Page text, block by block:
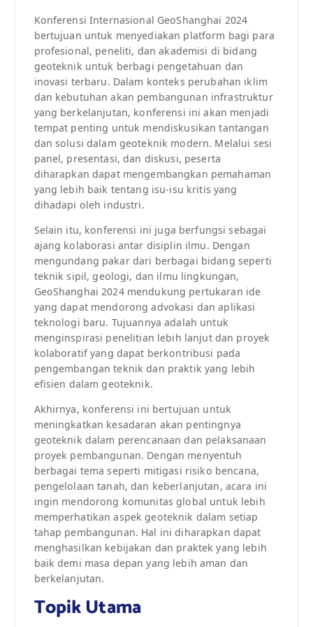
Konferensi Internasional GeoShanghai 2024
bertujuan untuk menyediakan platform bagi para
profesional, peneliti, dan akademisi di bidang
geoteknik untuk berbagi pengetahuan dan
inovasi terbaru. Dalam konteks perubahan iklim
dan kebutuhan akan pembangunan infrastruktur
yang berkelanjutan, konferensi ini akan menjadi
tempat penting untuk mendiskusikan tantangan
dan solusi dalam geoteknik modern. Melalui sesi
panel, presentasi, dan diskusi, peserta
diharapkan dapat mengembangkan pemahaman
yang lebih baik tentang isu-isu kritis yang
dihadapi oleh industri.
Selain itu, konferensi ini juga berfungsi sebagai
ajang kolaborasi antar disiplin ilmu. Dengan
mengundang pakar dari berbagai bidang seperti
teknik sipil, geologi, dan ilmu lingkungan,
GeoShanghai 2024 mendukung pertukaran ide
yang dapat mendorong advokasi dan aplikasi
teknologi baru. Tujuannya adalah untuk
menginspirasi penelitian lebih lanjut dan proyek
kolaboratif yang dapat berkontribusi pada
pengembangan teknik dan praktik yang lebih
efisien dalam geoteknik.
Akhirnya, konferensi ini bertujuan untuk
meningkatkan kesadaran akan pentingnya
geoteknik dalam perencanaan dan pelaksanaan
proyek pembangunan. Dengan menyentuh
berbagai tema seperti mitigasi risiko bencana,
pengelolaan tanah, dan keberlanjutan, acara ini
ingin mendorong komunitas global untuk lebih
memperhatikan aspek geoteknik dalam setiap
tahap pembangunan. Hal ini diharapkan dapat
menghasilkan kebijakan dan praktek yang lebih
baik demi masa depan yang lebih aman dan
berkelanjutan.
Topik Utama